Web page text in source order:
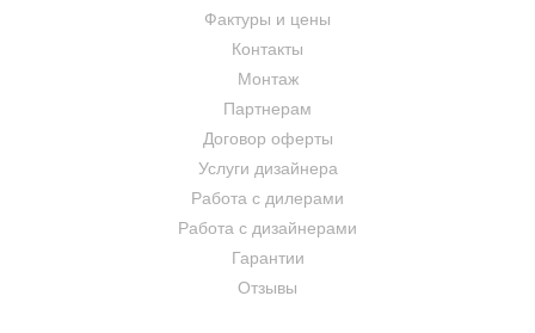
Фактуры и цены
Контакты
Монтаж
Партнерам
Договор оферты
Услуги дизайнера
Работа с дилерами
Работа с дизайнерами
Гарантии
Отзывы